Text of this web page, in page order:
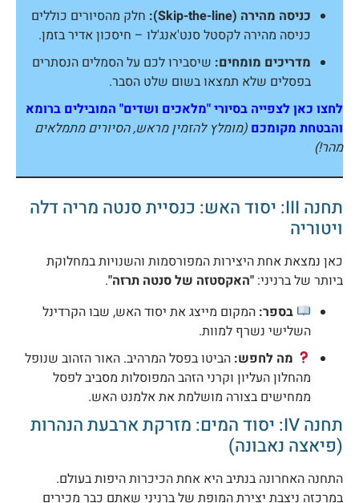
כניסה מהירה (Skip-the-line):
חלק מהסיורים כוללים
כניסה מהירה לקסטל סנט'אנג'לו – חיסכון אדיר בזמן.
מדריכים מומחים:שיסבירו לכם על הסמלים הנסתרים
בפסלים שלא תמצאו בשום שלט הסבר.
כאן לצפייה בסיורי "מלאכים ושדים" המובילים ברומא
מקומכם(מומלץ להזמין מראש, הסיורים מתמלאים
תחנה III: יסוד האש: כנסיית סנטה מריה דלה
נמצאת אחת היצירות המפורסמות והשנויות במחלוקת
של ברניני:"האקסטזה של סנטה תרזה".
בספר:המקום מייצג את יסוד האש, שבו הקרדינל
השלישי נשרף למוות.
מה לחפש:הביטו בפסל המרהיב. האור הזהוב שנופל
מהחלון העליון וקרני הזהב המפוסלות מסביב לפסל
ממחישים בצורה מושלמת את אלמנט האש.
תחנה IV: יסוד המים: מזרקת ארבעת הנהרות
נאבונה)
האחרונה בנתיב היא אחת הכיכרות היפות בעולם.
ניצבת יצירת המופת של ברניני שאתם כבר מכירים